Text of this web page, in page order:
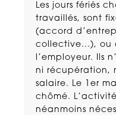
Les jours fériés
travaillés, sont
(accord
collective...), ou
l’employeur. Ils
ni récupération,
salaire. Le 1er
chômé.
néanmoins